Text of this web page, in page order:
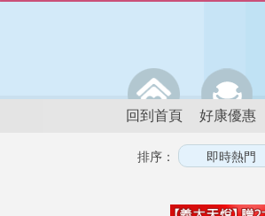
回到首頁 好康優惠
排序：